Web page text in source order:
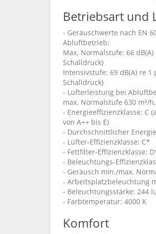
Betriebsart und
- Geräuschwerte nach EN
Abluftbetrieb:
Max. Normalstufe: 66 dB(A)
Schalldruck)
Intensivstufe: 69 dB(A) re 1
Schalldruck)
- Lüfterleistung bei
max. Normalstufe 630 m³/
- Energieeffizienzklasse: C
von A++ bis E)
- Durchschnittlicher
- Lüfter-Effizienzklasse: C*
- Fettfilter-Effizienzklasse:
- Beleuchtungs-
- Geräusch min./max.
- Arbeitsplatzbeleuchtung
- Beleuchtungsstärke: 244
- Farbtemperatur: 4000 K
Komfort